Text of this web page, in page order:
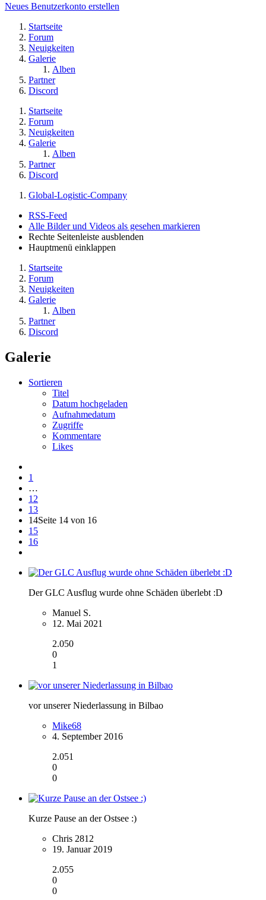
Neues Benutzerkonto erstellen
Startseite
Forum
Neuigkeiten
Galerie
Alben
Partner
Discord
Startseite
Forum
Neuigkeiten
Galerie
Alben
Partner
Discord
Global-Logistic-Company
RSS-Feed
Alle Bilder und Videos als gesehen markieren
Rechte Seitenleiste ausblenden
Hauptmenü einklappen
Startseite
Forum
Neuigkeiten
Galerie
Alben
Partner
Discord
Galerie
Sortieren
Titel
Datum hochgeladen
Aufnahmedatum
Zugriffe
Kommentare
Likes
1
…
12
13
14Seite 14 von 16
15
16
Der GLC Ausflug wurde ohne Schäden überlebt :D
Manuel S.
12. Mai 2021
2.050
0
1
vor unserer Niederlassung in Bilbao
Mike68
4. September 2016
2.051
0
0
Kurze Pause an der Ostsee :)
Chris 2812
19. Januar 2019
2.055
0
0